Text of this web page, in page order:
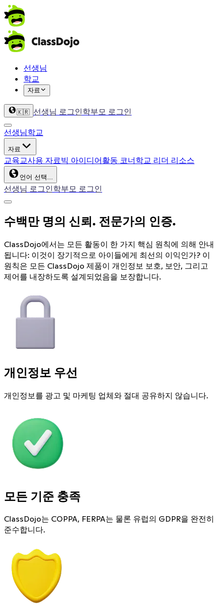
선생님
학교
자료
🇰🇷 선생님 로그인학부모 로그인
선생님학교
자료
교육교사용 자료빅 아이디어활동 코너학교 리더 리소스
언어 선택...
선생님 로그인학부모 로그인
수백만 명의 신뢰. 전문가의 인증.
ClassDojo에서는 모든 활동이 한 가지 핵심 원칙에 의해 안내
됩니다: 이것이 장기적으로 아이들에게 최선의 이익인가? 이
원칙은 모든 ClassDojo 제품이 개인정보 보호, 보안, 그리고
제어를 내장하도록 설계되었음을 보장합니다.
개인정보 우선
개인정보를 광고 및 마케팅 업체와 절대 공유하지 않습니다.
모든 기준 충족
ClassDojo는 COPPA, FERPA는 물론 유럽의 GDPR을 완전히
준수합니다.